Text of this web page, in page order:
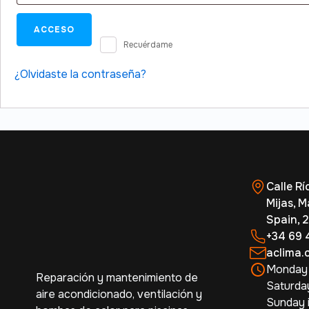
Recuérdame
ACCESO
¿Olvidaste la contraseña?
Reparación y mantenimiento de
aire acondicionado, ventilación y
Calle
Mijas,
Spain,
+34 69
Sunday